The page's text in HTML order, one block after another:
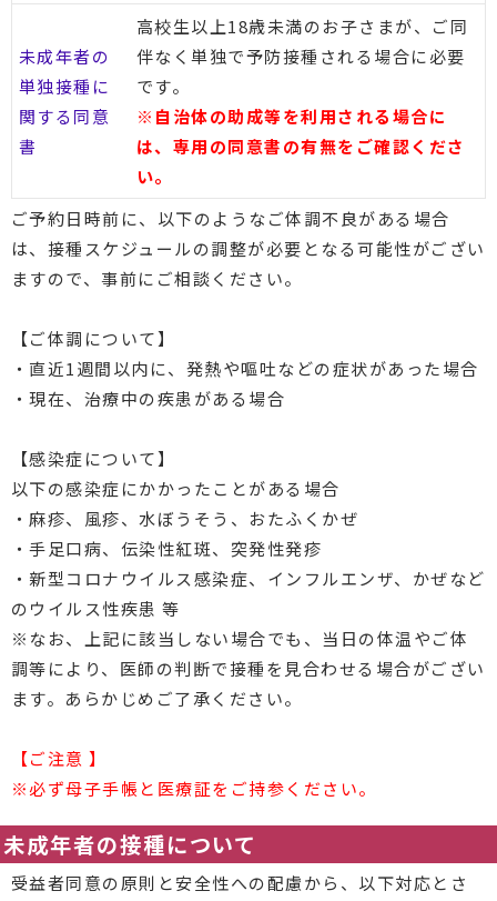
未成年者の
単独接種に
関する同意
書
高校生以上18歳未満のお子さまが、ご同
伴なく単独で予防接種される場合に必要
です。
※自治体の助成等を利用される場合に
は、専用の同意書の有無をご確認くださ
い。
ご予約日時前に、以下のようなご体調不良がある場合
は、接種スケジュールの調整が必要となる可能性がござい
ますので、事前にご相談ください。
【ご体調について】
・直近1週間以内に、発熱や嘔吐などの症状があった場合
・現在、治療中の疾患がある場合
【感染症について】
以下の感染症にかかったことがある場合
・麻疹、風疹、水ぼうそう、おたふくかぜ
・手足口病、伝染性紅斑、突発性発疹
・新型コロナウイルス感染症、インフルエンザ、かぜなど
のウイルス性疾患 等
※なお、上記に該当しない場合でも、当日の体温やご体
調等により、医師の判断で接種を見合わせる場合がござい
ます。あらかじめご了承ください。
【ご注意 】
※必ず母子手帳と医療証をご持参ください。
未成年者の接種について
受益者同意の原則と安全性への配慮から、以下対応とさ